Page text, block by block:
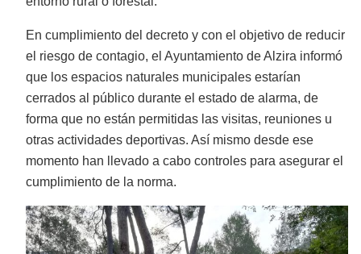
En cumplimiento del decreto y con el objetivo de reducir
el riesgo de contagio, el Ayuntamiento de Alzira informó
que los espacios naturales municipales estarían
cerrados al público durante el estado de alarma, de
forma que no están permitidas las visitas, reuniones u
otras actividades deportivas. Así mismo desde ese
momento han llevado a cabo controles para asegurar el
cumplimiento de la norma.